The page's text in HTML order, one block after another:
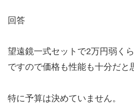
回答
望遠鏡一式セットで2万円弱く
ですので価格も性能も十分だと
特に予算は決めていません。